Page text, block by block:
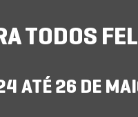
TODOS
ATÉ 26 DE